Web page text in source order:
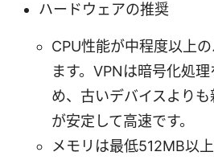
ハードウェアの推奨
CPU性能が中程度以上
ます。VPNは暗号化処
め、古いデバイスより
が安定して高速です。
メモリは最低512MB以